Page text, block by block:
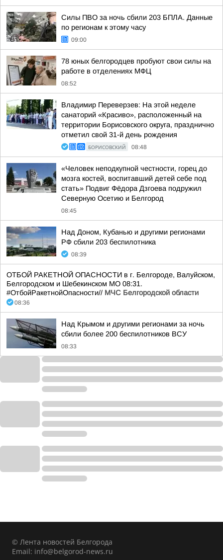
Силы ПВО за ночь сбили 203 БПЛА. Данные
по регионам к этому часу
09:00
78 юных белгородцев пробуют свои силы на
работе в отделениях МФЦ
08:52
Владимир Переверзев: На этой неделе
санаторий «Красиво», расположенный на
территории Борисовского округа, празднично
отметил свой 31-й день рождения
БОРИСОВСКИЙ 08:48
«Человек неподкупной честности, горец до
мозга костей, воспитавший детей себе под
стать» Подвиг Фёдора Дзгоева подружил
Северную Осетию и Белгород
08:45
Над Доном, Кубанью и другими регионами
РФ сбили 203 беспилотника
08:39
ОТБОЙ РАКЕТНОЙ ОПАСНОСТИ в г. Белгороде, Валуйском,
Белгородском и Шебекинском МО 08:31.
#ОтбойРакетнойОпасности// МЧС Белгородской области
08:36
Над Крымом и другими регионами за ночь
сбили более 200 беспилотников ВСУ
08:33
© Лента новостей Белгорода
Email: info@belgorod-news.ru